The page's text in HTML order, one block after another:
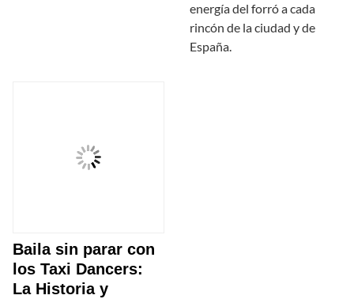
energía del forró a cada
rincón de la ciudad y de
España.
Baila sin parar con
los Taxi Dancers:
La Historia y